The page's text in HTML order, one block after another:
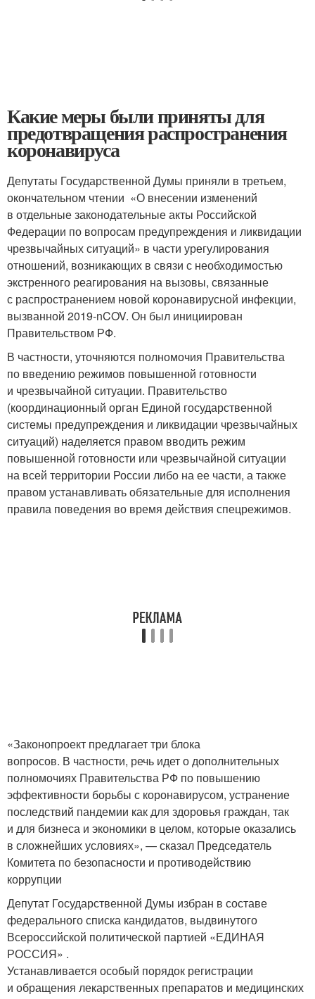
Какие меры были приняты для
предотвращения распространения
коронавируса
Депутаты Государственной Думы приняли в третьем,
окончательном чтении «О внесении изменений
в отдельные законодательные акты Российской
Федерации по вопросам предупреждения и ликвидации
чрезвычайных ситуаций» в части урегулирования
отношений, возникающих в связи с необходимостью
экстренного реагирования на вызовы, связанные
с распространением новой коронавирусной инфекции,
вызванной 2019-nCOV. Он был инициирован
Правительством РФ.
В частности, уточняются полномочия Правительства
по введению режимов повышенной готовности
и чрезвычайной ситуации. Правительство
(координационный орган Единой государственной
системы предупреждения и ликвидации чрезвычайных
ситуаций) наделяется правом вводить режим
повышенной готовности или чрезвычайной ситуации
на всей территории России либо на ее части, а также
правом устанавливать обязательные для исполнения
правила поведения во время действия спецрежимов.
«Законопроект предлагает три блока
вопросов. В частности, речь идет о дополнительных
полномочиях Правительства РФ по повышению
эффективности борьбы с коронавирусом, устранение
последствий пандемии как для здоровья граждан, так
и для бизнеса и экономики в целом, которые оказались
в сложнейших условиях», — сказал Председатель
Комитета по безопасности и противодействию
коррупции
Депутат Государственной Думы избран в составе
федерального списка кандидатов, выдвинутого
Всероссийской политической партией «ЕДИНАЯ
РОССИЯ» .
Устанавливается особый порядок регистрации
и обращения лекарственных препаратов и медицинских